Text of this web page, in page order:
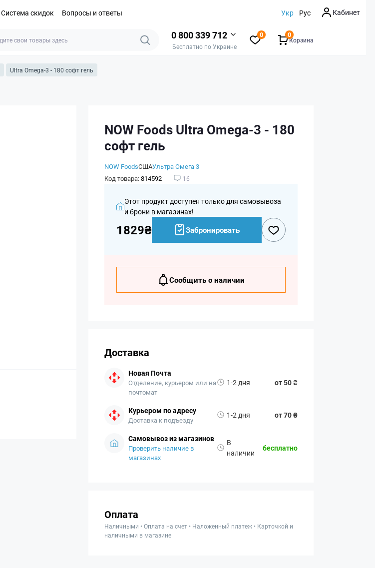
Система скидок Вопросы и ответы Укр Рус Кабинет
0 800 339 712
Бесплатно по Украине
0
Корзина
0
Ultra Omega-3 - 180 софт гель
NOW Foods Ultra Omega-3 - 180
софт гель
NOW FoodsСШАУльтра Омега 3
Код товара:814592 16
Этот продукт доступен только для самовывоза
и брони в магазинах!
1829₴ Забронировать
Сообщить о наличии
Доставка
Новая Почта
Отделение, курьером или на
почтомат
1-2 дня от 50 ₴
Курьером по адресу
Доставка к подъезду
1-2 дня от 70 ₴
Самовывоз из магазинов
Проверить наличие в
магазинах
В
наличии
бесплатно
Оплата
Наличными • Оплата на счет • Наложенный платеж • Карточкой и
наличными в магазине